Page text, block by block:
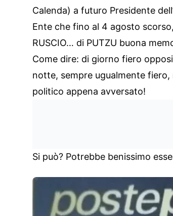
Calenda) a futuro Presidente
Ente che fino al 4 agosto
RUSCIO… di PUTZU buona
Come dire: di giorno fiero
notte, sempre ugualmente fiero,
politico appena avversato!
Si può? Potrebbe benissimo